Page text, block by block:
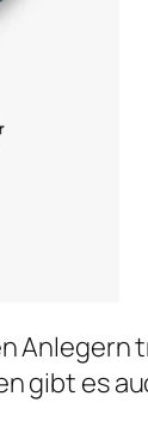
Anlegern
gibt es